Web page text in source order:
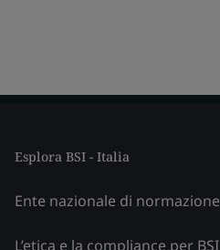
Esplora BSI - Italia
Ente nazionale di normazione
L’etica e la compliance per BSI